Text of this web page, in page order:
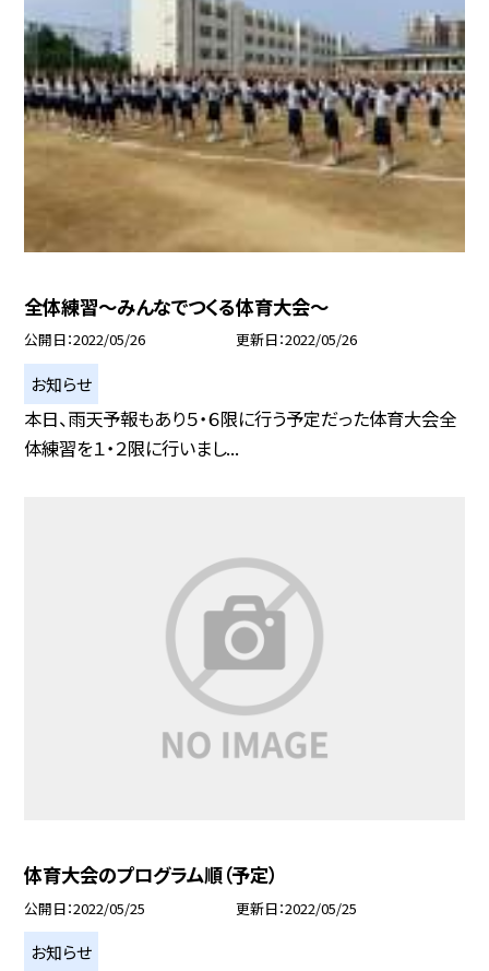
全体練習〜みんなでつくる体育大会〜
公開日 2022/05/26 更新日 2022/05/26
お知らせ
本日、雨天予報もあり５・６限に行う予定だった体育大会全
体練習を１・２限に行いまし...
体育大会のプログラム順（予定）
公開日 2022/05/25 更新日 2022/05/25
お知らせ